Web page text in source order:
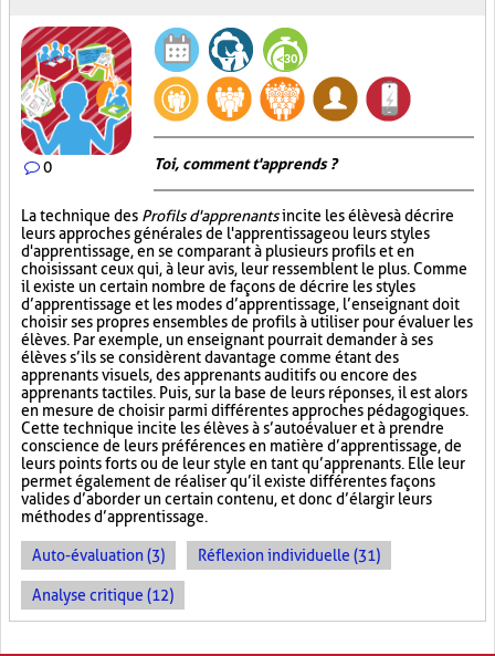
0 Toi, comment t'apprends ?
La technique des Profils d'apprenantsincite les élèves à décrire
leurs approches générales de l'apprentissage ou leurs styles
d'apprentissage, en se comparant à plusieurs profils et en
choisissant ceux qui, à leur avis, leur ressemblent le plus. Comme
il existe un certain nombre de façons de décrire les styles
d’apprentissage et les modes d’apprentissage, l’enseignant doit
choisir ses propres ensembles de profils à utiliser pour évaluer les
élèves. Par exemple, un enseignant pourrait demander à ses
élèves s’ils se considèrent davantage comme étant des
apprenants visuels, des apprenants auditifs ou encore des
apprenants tactiles. Puis, sur la base de leurs réponses, il est alors
en mesure de choisir parmi différentes approches pédagogiques.
Cette technique incite les élèves à s’autoévaluer et à prendre
conscience de leurs préférences en matière d’apprentissage, de
leurs points forts ou de leur style en tant qu’apprenants. Elle leur
permet également de réaliser qu’il existe différentes façons
valides d’aborder un certain contenu, et donc d’élargir leurs
méthodes d’apprentissage.
Auto-évaluation (3) Réflexion individuelle (31)
Analyse critique (12)
PAGES